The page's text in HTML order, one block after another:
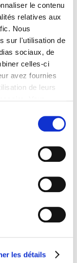
le contenu
relatives aux
Nous
sur l'utilisation de
sociaux, de
celles-ci
avez fournies
de leurs
les détails